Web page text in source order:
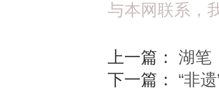
与本网联系，
上一篇： 湖笔
下一篇： “非